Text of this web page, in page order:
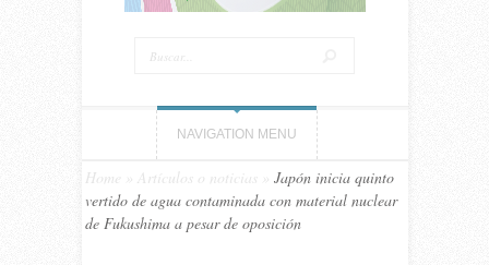
NAVIGATION MENU
Home Artículos o noticias
Japón inicia quinto
vertido de agua contaminada con material nuclear
de Fukushima a pesar de oposición